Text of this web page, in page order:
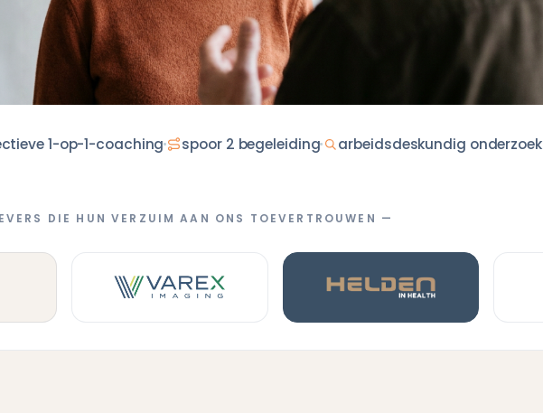
1-op-1-coaching spoor 2 begeleiding arbeidsdeskundig onderzoek
DIE HUN VERZUIM AAN ONS TOEVERTROUWEN —